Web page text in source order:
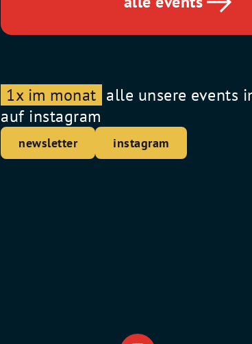
1x im monat alle unsere events
auf instagram
newsletter instagram